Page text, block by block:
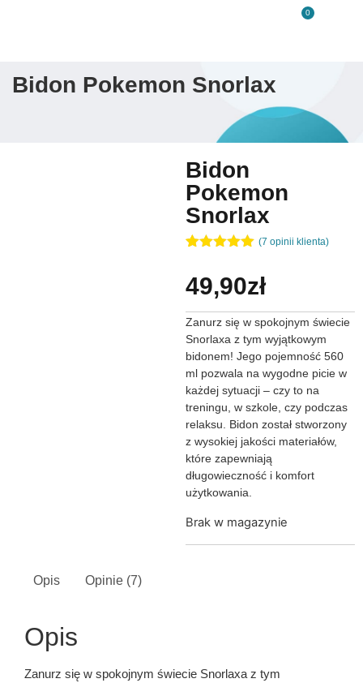
0
Bidon Pokemon Snorlax
Bidon
Pokemon
Snorlax
na
podstawie
ocen
klientów
(7 opinii klienta)
49,90zł
Zanurz się w spokojnym świecie
Snorlaxa z tym wyjątkowym
bidonem! Jego pojemność 560
ml pozwala na wygodne picie w
każdej sytuacji – czy to na
treningu, w szkole, czy podczas
relaksu. Bidon został stworzony
z wysokiej jakości materiałów,
które zapewniają
długowieczność i komfort
użytkowania.
Brak w magazynie
Opis Opinie (7)
Opis
Zanurz się w spokojnym świecie Snorlaxa z tym